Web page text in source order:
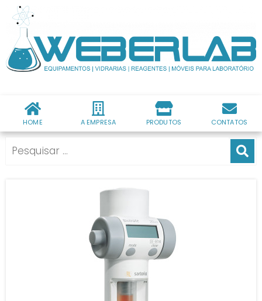
HOME A EMPRESA PRODUTOS CONTATOS